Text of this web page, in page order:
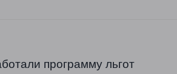
программу льгот